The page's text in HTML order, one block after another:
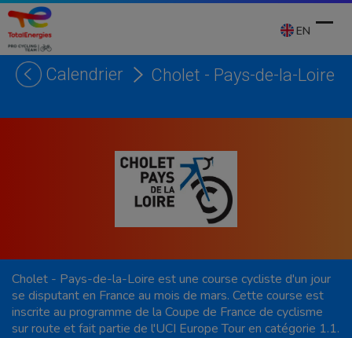
Skip
content
EN
Calendrier Cholet - Pays-de-la-Loire
Cholet - Pays-de-la-Loire est une course cycliste d'un jour
se disputant en France au mois de mars. Cette course est
inscrite au programme de la Coupe de France de cyclisme
sur route et fait partie de l'UCI Europe Tour en catégorie 1.1.